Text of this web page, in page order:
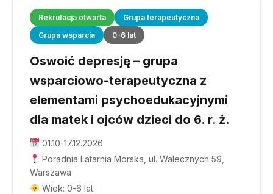
Rekrutacja otwarta
Grupa terapeutyczna
Grupa wsparcia
0-6 lat
Oswoić depresję – grupa
wsparciowo-terapeutyczna z
elementami psychoedukacyjnymi
dla matek i ojców dzieci do 6. r. ż.
01.10-17.12.2026
Poradnia Latarnia Morska, ul. Walecznych 59,
Warszawa
Wiek: 0-6 lat